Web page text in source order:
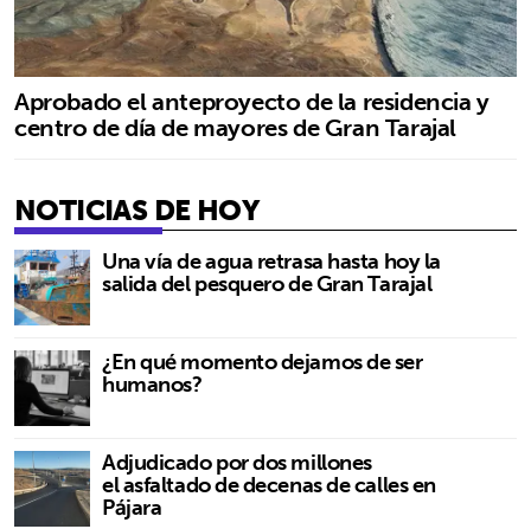
Aprobado el anteproyecto de la residencia y
centro de día de mayores de Gran Tarajal
NOTICIAS DE HOY
Una vía de agua retrasa hasta hoy la
salida del pesquero de Gran Tarajal
¿En qué momento dejamos de ser
humanos?
Adjudicado por dos millones
el asfaltado de decenas de calles en
Pájara